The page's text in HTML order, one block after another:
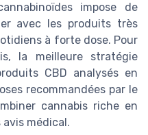
impose de
avec les produits très
à forte dose. Pour
la meilleure stratégie
CBD analysés en
recommandées par le
cannabis riche en
avis médical.